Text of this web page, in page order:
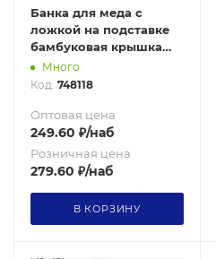
Банка для меда с
ложкой на подставке
бамбуковая крышка
500 мл Пчелка / 9664 /
уп 100/*
Много
Код: 748118
Оптовая цена
249.60 ₽/наб
Розничная цена
279.60 ₽/наб
В КОРЗИНУ